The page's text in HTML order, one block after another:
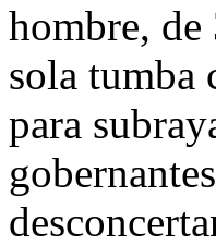
hombre, de
sola tumba
para